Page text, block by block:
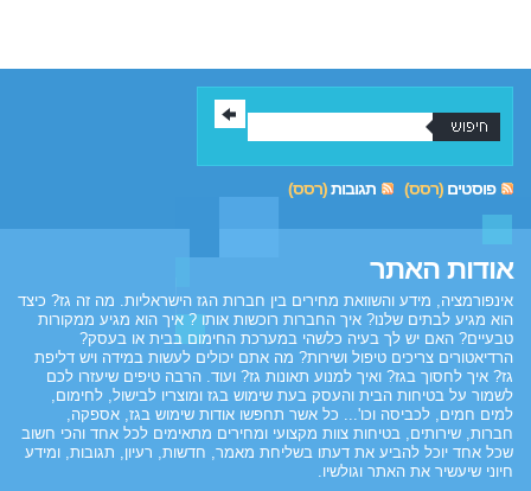
פוסטים (רסס) תגובות(רסס)
אודות האתר
אינפורמציה, מידע והשוואת מחירים בין חברות הגז הישראליות. מה זה גז? כיצד
הוא מגיע לבתים שלנו? איך החברות רוכשות אותו ? איך הוא מגיע ממקורות
טבעיים? האם יש לך בעיה כלשהי במערכת החימום בבית או בעסק?
הרדיאטורים צריכים טיפול ושירות? מה אתם יכולים לעשות במידה ויש דליפת
גז? איך לחסוך בגז? ואיך למנוע תאונות גז? ועוד. הרבה טיפים שיעזרו לכם
לשמור על בטיחות הבית והעסק בעת שימוש בגז ומוצריו לבישול, לחימום,
למים חמים, לכביסה וכו'... כל אשר תחפשו אודות שימוש בגז, אספקה,
חברות, שירותים, בטיחות צוות מקצועי ומחירים מתאימים לכל אחד והכי חשוב
שכל אחד יוכל להביע את דעתו בשליחת מאמר, חדשות, רעיון, תגובות, ומידע
חיוני שיעשיר את האתר וגולשיו.